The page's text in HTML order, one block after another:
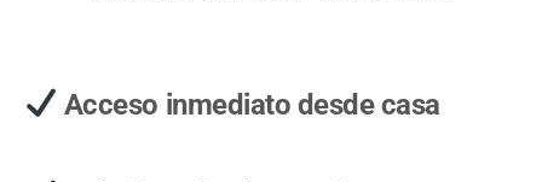
Acceso inmediato desde casa